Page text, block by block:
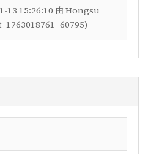
13 15:26:10 由 Hongsu